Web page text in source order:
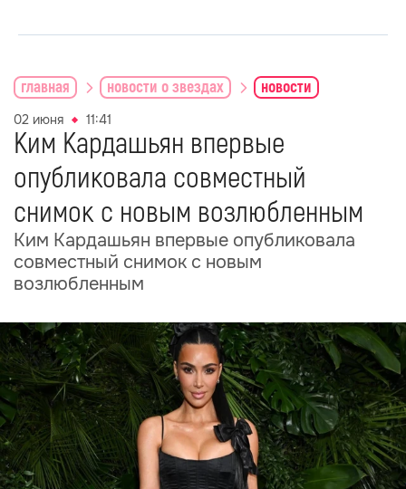
главная новости о звездах новости
02 июня 11:41
Ким Кардашьян впервые
опубликовала совместный
снимок с новым возлюбленным
Ким Кардашьян впервые опубликовала
совместный снимок с новым
возлюбленным